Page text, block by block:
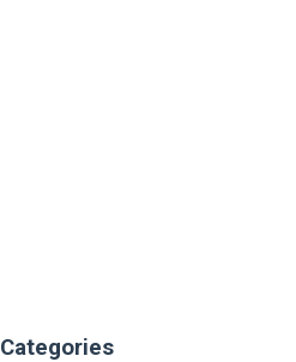
Categories